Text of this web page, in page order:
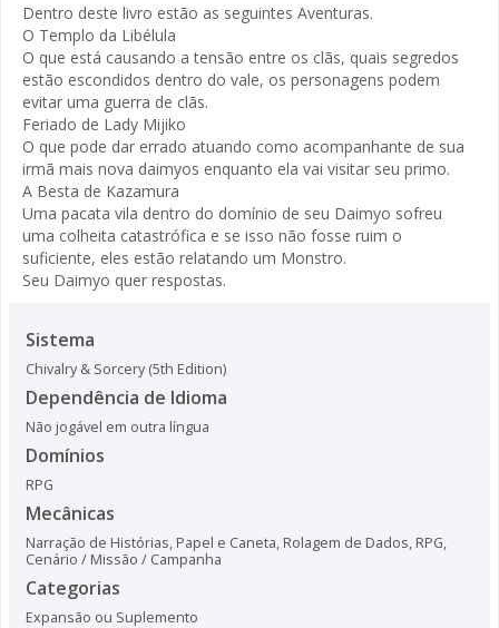
Dentro deste livro estão as seguintes Aventuras.
O Templo da Libélula
O que está causando a tensão entre os clãs, quais segredos
estão escondidos dentro do vale, os personagens podem
evitar uma guerra de clãs.
Feriado de Lady Mijiko
O que pode dar errado atuando como acompanhante de sua
irmã mais nova daimyos enquanto ela vai visitar seu primo.
A Besta de Kazamura
Uma pacata vila dentro do domínio de seu Daimyo sofreu
uma colheita catastrófica e se isso não fosse ruim o
suficiente, eles estão relatando um Monstro.
Seu Daimyo quer respostas.
Sistema
Chivalry & Sorcery (5th Edition)
Dependência de Idioma
Não jogável em outra língua
Domínios
RPG
Mecânicas
Narração de Histórias, Papel e Caneta, Rolagem de Dados, RPG,
Cenário / Missão / Campanha
Categorias
Expansão ou Suplemento